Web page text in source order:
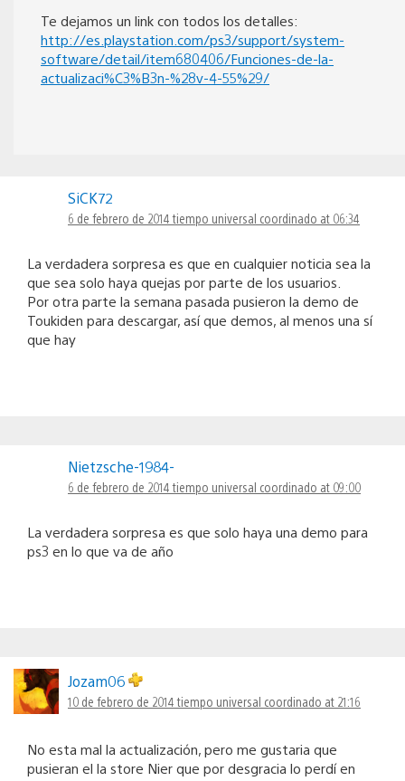
Te dejamos un link con todos los detalles:
http://es.playstation.com/ps3/support/system-
software/detail/item680406/Funciones-de-la-
actualizaci%C3%B3n-%28v-4-55%29/
SiCK72
6 de febrero de 2014 tiempo universal coordinado at 06:34
La verdadera sorpresa es que en cualquier noticia sea la
que sea solo haya quejas por parte de los usuarios.
Por otra parte la semana pasada pusieron la demo de
Toukiden para descargar, así que demos, al menos una sí
que hay
Nietzsche-1984-
6 de febrero de 2014 tiempo universal coordinado at 09:00
La verdadera sorpresa es que solo haya una demo para
ps3 en lo que va de año
Jozam06
10 de febrero de 2014 tiempo universal coordinado at 21:16
No esta mal la actualización, pero me gustaria que
pusieran el la store Nier que por desgracia lo perdí en